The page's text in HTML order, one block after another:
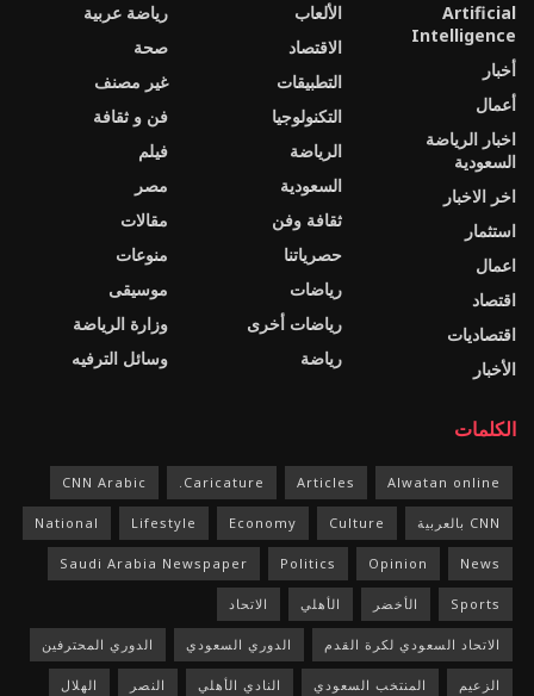
Artificial
Intelligence
أخبار
أعمال
اخبار الرياضة
السعودية
اخر الاخبار
استثمار
اعمال
اقتصاد
اقتصاديات
الأخبار
الألعاب
الاقتصاد
التطبيقات
التكنولوجيا
الرياضة
السعودية
ثقافة وفن
حصرياتنا
رياضات
رياضات أخرى
رياضة
رياضة عربية
صحة
غير مصنف
فن و ثقافة
فيلم
مصر
مقالات
منوعات
موسيقى
وزارة الرياضة
وسائل الترفيه
الكلمات
Alwatan online
Articles
Caricature.
CNN Arabic
CNN بالعربية Culture
Economy
Lifestyle
National
News
Opinion
Politics
Saudi Arabia Newspaper
Sports الأخضر الأهلي الاتحاد
الاتحاد السعودي لكرة القدم الدوري السعودي الدوري المحترفين
الزعيم المنتخب السعودي النادي الأهلي النصر الهلال